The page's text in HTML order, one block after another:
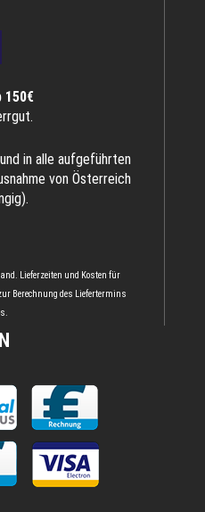
in alle aufgeführten
von Österreich
Lieferzeiten und Kosten für
Berechnung des Liefertermins
.